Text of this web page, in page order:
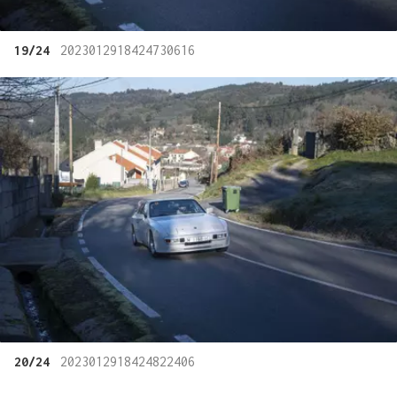
19/24 2023012918424730616
20/24 2023012918424822406